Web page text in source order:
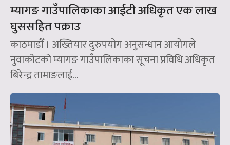
म्यागङ गाउँपालिकाका आईटी अधिकृत एक लाख
घुससहित पक्राउ
काठमाडौँ । अख्तियार दुरुपयोग अनुसन्धान आयोगले
नुवाकोटको म्यागङ गाउँपालिकाका सूचना प्रविधि अधिकृत
बिरेन्द्र तामाङलाई...